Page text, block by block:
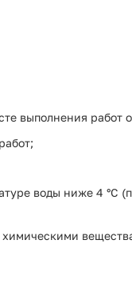
выполнения работ
воды ниже 4 °C